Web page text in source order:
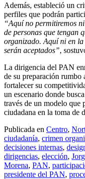
Además, estableció un
perfiles que podrán
“Aquí no permitiremos
de personas que tengan
organizado. Aquí ni en
serán aceptados”,
La dirigencia del PAN
de su preparación
fortalecer su
un escenario donde
través de un modelo que
ciudadana en la toma de
Publicada en Centro,
ciudadanía, crimen
decisiones internas,
dirigencias, elección,
Morena, PAN,
presidente del PAN,